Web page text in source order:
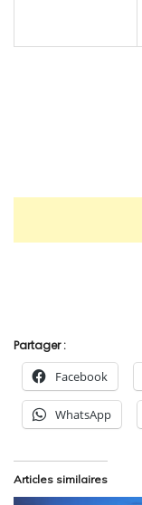
Partager :
Facebook
WhatsApp
Articles similaires